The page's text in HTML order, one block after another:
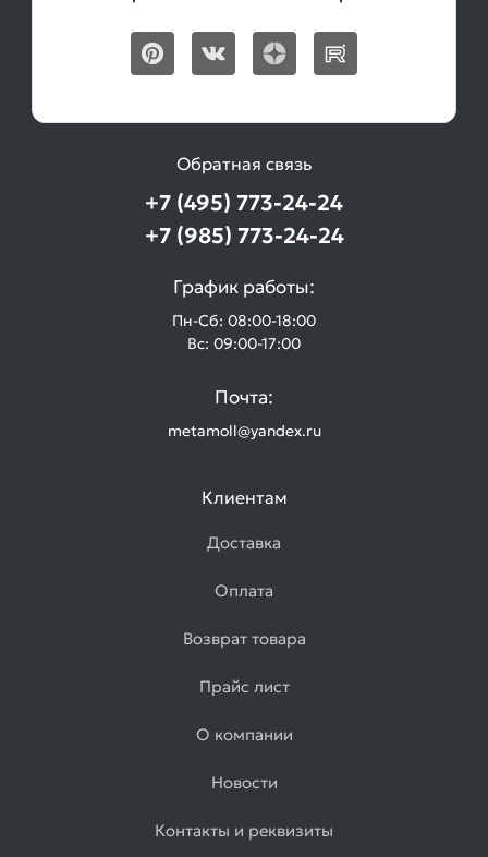
Обратная связь
+7 (495) 773-24-24
+7 (985) 773-24-24
График работы:
Пн-Сб: 08:00-18:00
Вс: 09:00-17:00
Почта:
metamoll@yandex.ru
Клиентам
Доставка
Оплата
Возврат товара
Прайс лист
О компании
Новости
Контакты и реквизиты